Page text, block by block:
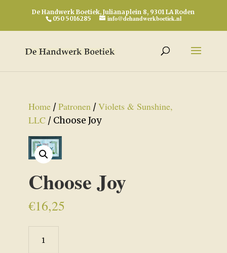
De Handwerk Boetiek, Julianaplein 8, 9301 LA Roden
050 5016285
info@dehandwerkboetiek.nl
Home/Patronen/Violets & Sunshine,
LLC / Choose Joy
Choose Joy
€16,25